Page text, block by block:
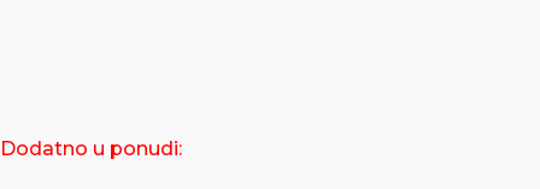
Dodatno u ponudi: